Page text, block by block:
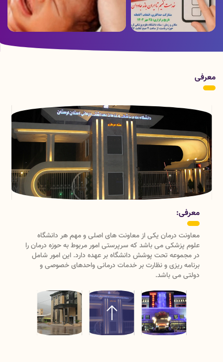
پوستر زمان برگزاری انتخابات
شهدای عشایر به مناسبت روز جهانی
معرفی
قسمتهای معاونت درمان
معاونت درمان دانشگاه علوم پزشکی لرستان دارای دو واحد
مدیریتی (مدیریت نظارت و اعتبار بخشی ، مدیریت بیماریها و
مراکز تشخیصی درمانی)ودارای سه
اداره(پرستاری،امورآزمایشگاههاو تعرفه و استاندارد) می باشد که با
ریاست معاون درمان رسیدگی به امور درمان دانشگاه علوم